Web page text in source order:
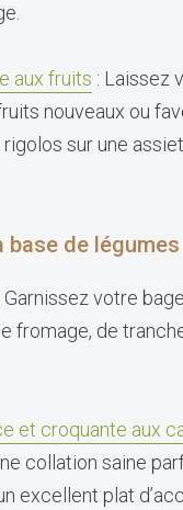
aux fruits : Laissez
nouveaux ou
sur une
base de légumes
Garnissez votre
fromage, de
et croquante aux
collation saine
excellent plat